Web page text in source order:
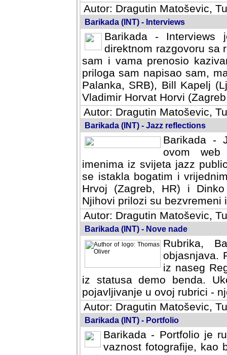
Autor: Dragutin Matoševic,
Barikada (INT) - Interviews
Barikada -
direktnom razgovoru sa
sam i vama prenosio
priloga sam napisao sam,
Palanka, SRB), Bill Kapelj
Vladimir Horvat Horvi
Autor: Dragutin Matoševic,
Barikada (INT) - Jazz reflections
Barikada -
ovom web
imenima iz svijeta jazz
se istakla bogatim i
Hrvoj (Zagreb, HR) i
Njihovi prilozi su bezvremeni
Autor: Dragutin Matoševic,
Barikada (INT) - Nove nade
Rubrika,
objasnjava.
iz naseg
iz statusa demo benda.
pojavljivanje u ovoj rubrici -
Autor: Dragutin Matoševic,
Barikada (INT) - Portfolio
Barikada - Portfolio je
vaznost fotografije, kao